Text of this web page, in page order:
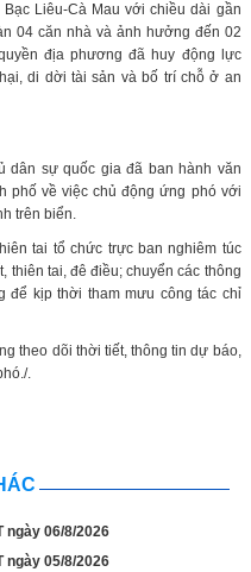
Liêu-Cà Mau với chiều dài gần
04 căn nhà và ảnh hưởng đến 02
địa phương đã huy động lực
di dời tài sản và bố trí chỗ ở an
dân sự quốc gia đã ban hành văn
phố về việc chủ động ứng phó với
trên biển.
tai tổ chức trực ban nghiêm túc
thiên tai, đê điều; chuyển các thông
để kịp thời tham mưu công tác chỉ
theo dõi thời tiết, thông tin dự báo,
.
ngày 06/8/2026
ngày 05/8/2026